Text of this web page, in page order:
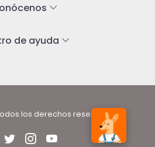
de ayuda
los derechos reservados.